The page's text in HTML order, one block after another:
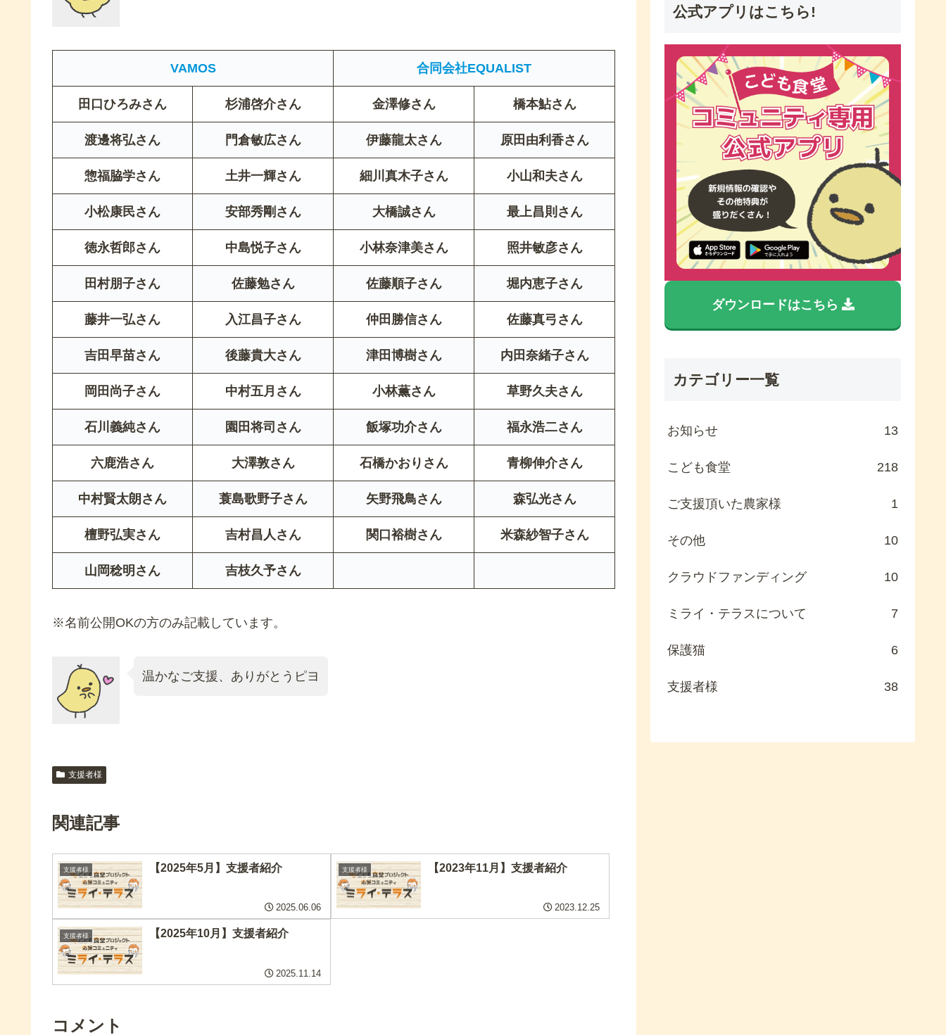
VAMOS 合同会社EQUALIST
田口ひろみさん 杉浦啓介さん 金澤修さん 橋本鮎さん
渡邊将弘さん 門倉敏広さん 伊藤龍太さん 原田由利香さん
惣福脇学さん 土井一輝さん 細川真木子さん 小山和夫さん
小松康民さん 安部秀剛さん 大橋誠さん 最上昌則さん
徳永哲郎さん 中島悦子さん 小林奈津美さん 照井敏彦さん
田村朋子さん 佐藤勉さん 佐藤順子さん 堀内恵子さん
藤井一弘さん 入江昌子さん 仲田勝信さん 佐藤真弓さん
吉田早苗さん 後藤貴大さん 津田博樹さん 内田奈緒子さん
岡田尚子さん 中村五月さん 小林薫さん 草野久夫さん
石川義純さん 園田将司さん 飯塚功介さん 福永浩二さん
六鹿浩さん 大澤敦さん 石橋かおりさん 青柳伸介さん
中村賢太朗さん 蓑島歌野子さん 矢野飛鳥さん 森弘光さん
檀野弘実さん 吉村昌人さん 関口裕樹さん 米森紗智子さん
山岡稔明さん 吉枝久予さん
※名前公開OKの方のみ記載しています。
温かなご支援、ありがとうピヨ
支援者様
関連記事
支援者様 【2025年5月】支援者紹介
2025.06.06
支援者様 【2023年11月】支援者紹介
2023.12.25
支援者様 【2025年10月】支援者紹介
2025.11.14
コメント
公式アプリはこちら!
ダウンロードはこちら
カテゴリー一覧
お知らせ 13
こども食堂 218
ご支援頂いた農家様 1
その他 10
クラウドファンディング 10
ミライ・テラスについて 7
保護猫 6
支援者様 38